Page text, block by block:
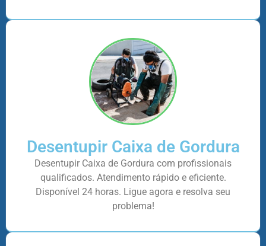
Desentupir Caixa de Gordura
Desentupir Caixa de Gordura com profissionais
qualificados. Atendimento rápido e eficiente.
Disponível 24 horas. Ligue agora e resolva seu
problema!